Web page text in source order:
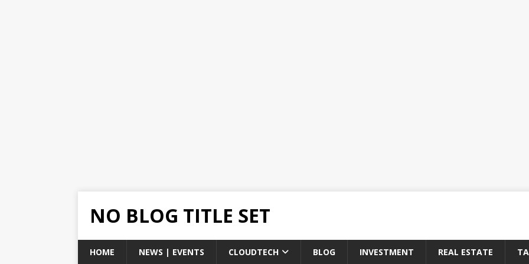
NO BLOG TITLE SET
HOME NEWS | EVENTS CLOUDTECH BLOG INVESTMENT REAL ESTATE